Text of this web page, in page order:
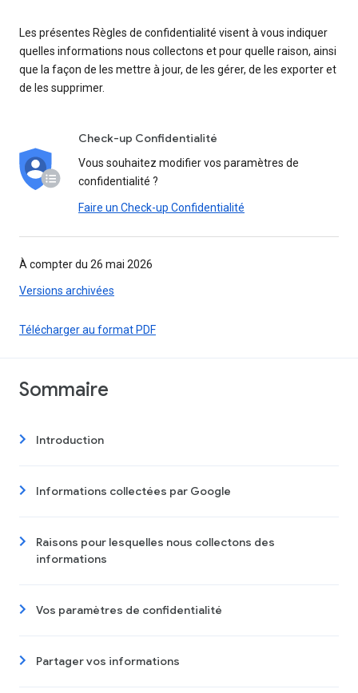
Les présentes Règles de confidentialité visent à vous indiquer
quelles informations nous collectons et pour quelle raison, ainsi
que la façon de les mettre à jour, de les gérer, de les exporter et
de les supprimer.
Check-up Confidentialité
Vous souhaitez modifier vos paramètres de
confidentialité ?
Faire un Check-up Confidentialité
À compter du 26 mai 2026
Versions archivées
Télécharger au format PDF
Sommaire
Introduction
Informations collectées par Google
Raisons pour lesquelles nous collectons des
informations
Vos paramètres de confidentialité
Partager vos informations